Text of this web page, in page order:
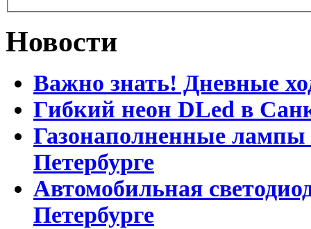
Новости
Важно знать! Дневные
Гибкий неон DLed в
Газонаполненные
Петербурге
Автомобильная
Петербурге